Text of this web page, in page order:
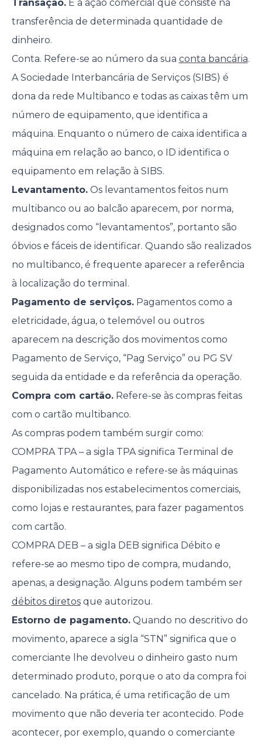
Transação.É a ação comercial que consiste na
transferência de determinada quantidade de
dinheiro.
Conta. Refere-se ao número da sua conta bancária.
A Sociedade Interbancária de Serviços (SIBS) é
dona da rede Multibanco e todas as caixas têm um
número de equipamento, que identifica a
máquina. Enquanto o número de caixa identifica a
máquina em relação ao banco, o ID identifica o
equipamento em relação à SIBS.
Levantamento.Os levantamentos feitos num
multibanco ou ao balcão aparecem, por norma,
designados como “levantamentos”, portanto são
óbvios e fáceis de identificar. Quando são realizados
no multibanco, é frequente aparecer a referência
à localização do terminal.
Pagamento de serviços.Pagamentos como a
eletricidade, água, o telemóvel ou outros
aparecem na descrição dos movimentos como
Pagamento de Serviço, “Pag Serviço” ou PG SV
seguida da entidade e da referência da operação.
Compra com cartão.Refere-se às compras feitas
com o cartão multibanco.
As compras podem também surgir como:
COMPRA TPA – a sigla TPA significa Terminal de
Pagamento Automático e refere-se às máquinas
disponibilizadas nos estabelecimentos comerciais,
como lojas e restaurantes, para fazer pagamentos
com cartão.
COMPRA DEB – a sigla DEB significa Débito e
refere-se ao mesmo tipo de compra, mudando,
apenas, a designação. Alguns podem também ser
débitos diretosque autorizou.
Estorno de pagamento.Quando no descritivo do
movimento, aparece a sigla “STN” significa que o
comerciante lhe devolveu o dinheiro gasto num
determinado produto, porque o ato da compra foi
cancelado. Na prática, é uma retificação de um
movimento que não deveria ter acontecido. Pode
acontecer, por exemplo, quando o comerciante